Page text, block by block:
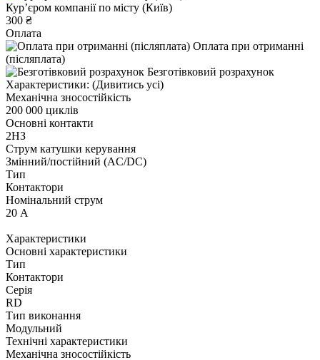
Курʼєром компанії по місту (Київ)
300 ₴
Оплата
Оплата при отриманні
(післяплата)
Безготівковий розрахунок
Характеристики: (Дивитись усі)
Механічна зносостійкість
200 000 циклів
Основні контакти
2НЗ
Струм катушки керування
Змінний/постійний (AC/DC)
Тип
Контактори
Номінальний струм
20 А
Характеристики
Основні характеристики
Тип
Контактори
Серія
RD
Тип виконання
Модульний
Технічні характеристики
Механічна зносостійкість